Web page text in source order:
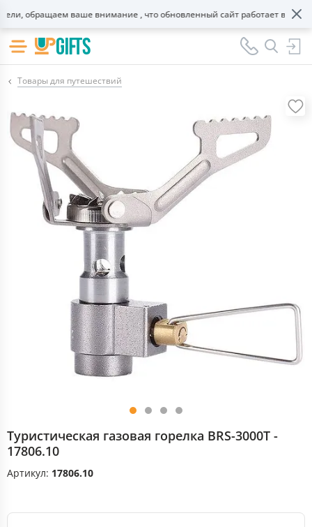
обращаем ваше внимание , что обновленный сайт работает в
Товары для путешествий
Туристическая газовая горелка BRS-3000T -
17806.10
Артикул: 17806.10